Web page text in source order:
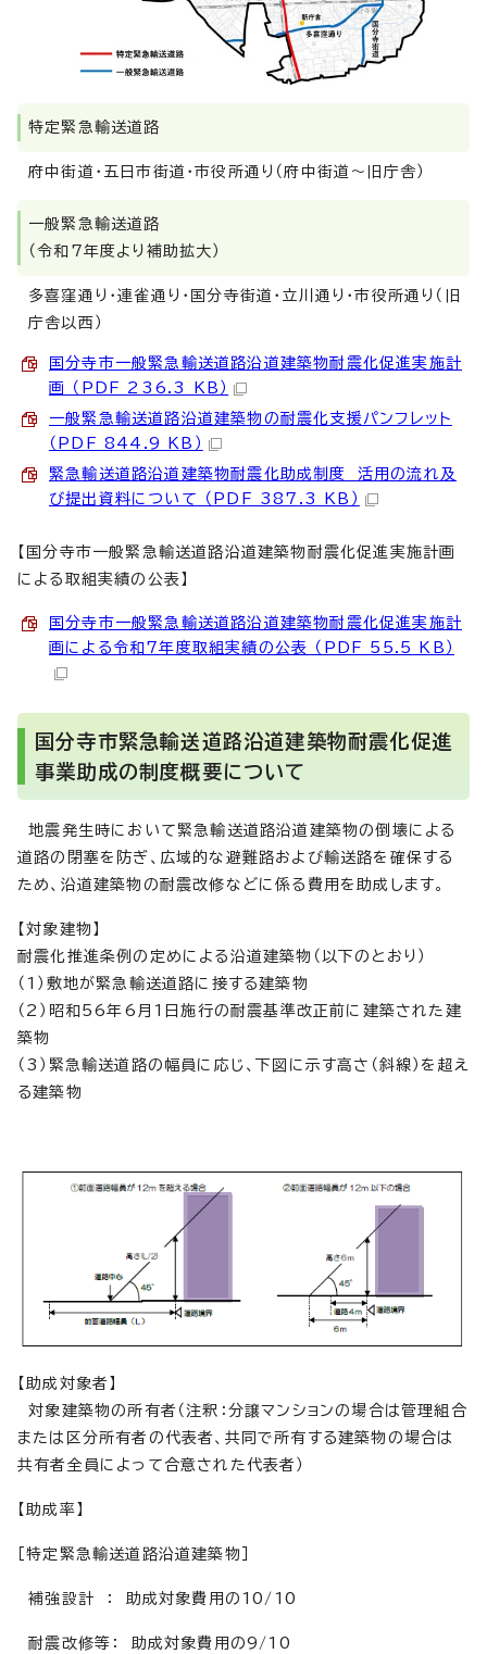
特定緊急輸送道路
府中街道・五日市街道・市役所通り（府中街道～旧庁舎）
一般緊急輸送道路
（令和7年度より補助拡大）
多喜窪通り・連雀通り・国分寺街道・立川通り・市役所通り（旧
庁舎以西）
国分寺市一般緊急輸送道路沿道建築物耐震化促進実施計
画 （PDF 236.3 KB）
一般緊急輸送道路沿道建築物の耐震化支援パンフレット
（PDF 844.9 KB）
緊急輸送道路沿道建築物耐震化助成制度 活用の流れ及
び提出資料について （PDF 387.3 KB）
【国分寺市一般緊急輸送道路沿道建築物耐震化促進実施計画
による取組実績の公表】
国分寺市一般緊急輸送道路沿道建築物耐震化促進実施計
画による令和7年度取組実績の公表 （PDF 55.5 KB）
国分寺市緊急輸送道路沿道建築物耐震化促進
事業助成の制度概要について
地震発生時において緊急輸送道路沿道建築物の倒壊による
道路の閉塞を防ぎ、広域的な避難路および輸送路を確保する
ため、沿道建築物の耐震改修などに係る費用を助成します。
【対象建物】
耐震化推進条例の定めによる沿道建築物（以下のとおり）
（1）敷地が緊急輸送道路に接する建築物
（2）昭和56年6月1日施行の耐震基準改正前に建築された建
築物
（3）緊急輸送道路の幅員に応じ、下図に示す高さ（斜線）を超え
る建築物
【助成対象者】
対象建築物の所有者（注釈：分譲マンションの場合は管理組合
または区分所有者の代表者、共同で所有する建築物の場合は
共有者全員によって合意された代表者）
【助成率】
［特定緊急輸送道路沿道建築物］
補強設計 ： 助成対象費用の10/10
耐震改修等： 助成対象費用の9/10